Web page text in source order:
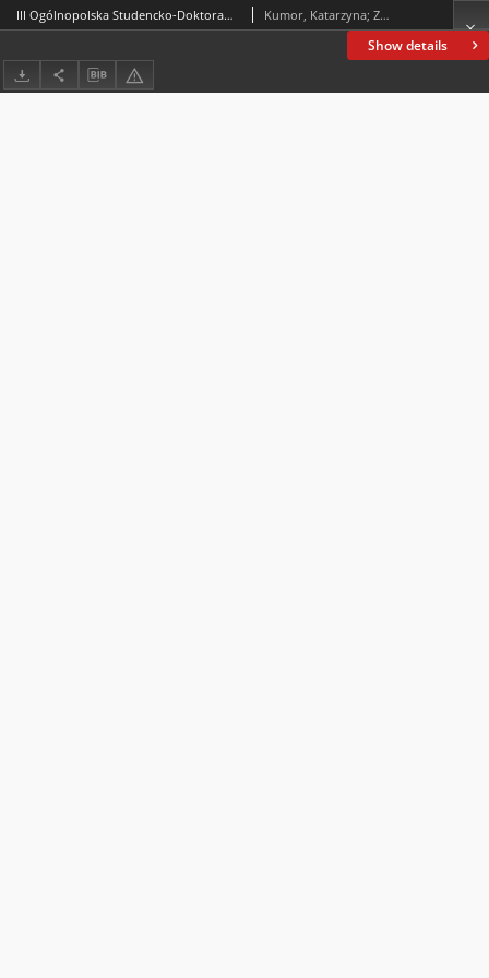
Show details
III Ogólnopolska Studencko-Doktorancka Konferencja Naukowa „Niepokorni Wszystkich Czasów”, Kielce, 2 czerwca 2018 roku Kumor, Katarzyna; Zarosa, Wojciech